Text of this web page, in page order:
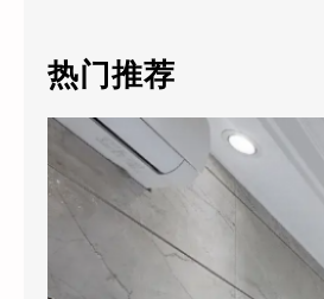
c
h
热门推荐